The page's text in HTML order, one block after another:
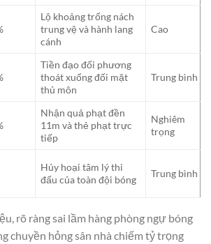
Lộ khoảng trống nách
trung vệ và hành lang
cánh
Cao
Tiền đạo đối phương
thoát xuống đối mặt
thủ môn
Trung bình
Nhận quả phạt đền
11m và thẻ phạt trực
tiếp
Nghiêm
trọng
Hủy hoại tâm lý thi
đấu của toàn đội bóng
Trung bình
rõ ràng sai lầm hàng phòng ngự bóng
chuyền hỏng sân nhà chiếm tỷ trọng